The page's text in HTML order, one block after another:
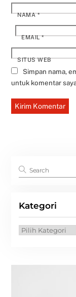
NAMA*
EMAIL*
SITUS WEB
Simpan nama,
untuk komentar
Kategori
Kategori